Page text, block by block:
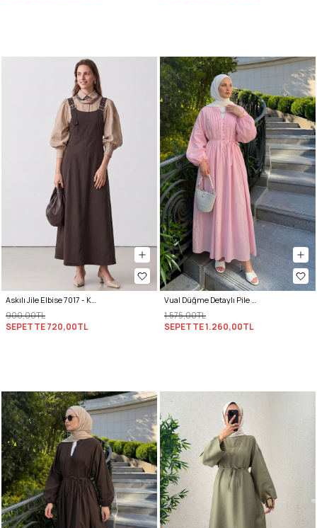
Askılı Jile Elbise 7017 - KAHVERENGİ
900,00TL
SEPETTE720,00TL
Vual Düğme Detaylı Pile Elbise 5007 - PEMBE
1.575,00TL
SEPETTE1.260,00TL